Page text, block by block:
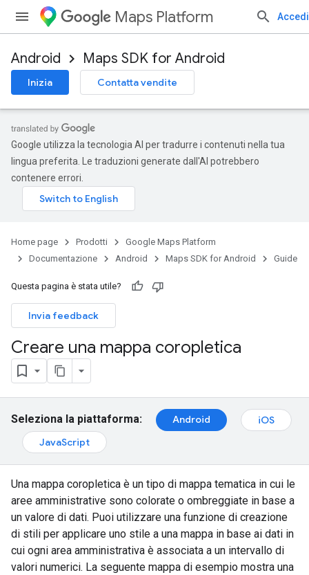
Maps Platform Accedi
Android Maps SDK for Android
Inizia Contatta vendite
Google utilizza la tecnologia AI per tradurre i contenuti nella tua
lingua preferita. Le traduzioni generate dall'AI potrebbero
contenere errori.
Home page Prodotti
Google Maps Platform
Documentazione
Android Maps SDK for Android Guide
Questa pagina è stata utile?
Invia feedback
Creare una mappa coropletica
Seleziona la piattaforma: Android
iOS
JavaScript
Una mappa coropletica è un tipo di mappa tematica in cui le
aree amministrative sono colorate o ombreggiate in base a
un valore di dati. Puoi utilizzare una funzione di creazione
di stili per applicare uno stile a una mappa in base ai dati in
cui ogni area amministrativa è associata a un intervallo di
valori numerici. La seguente mappa di esempio mostra una